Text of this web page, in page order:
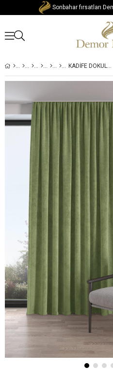
Sonbahar fırsatları
KADIFE DOKULU EKSTRAFOR BÜZGÜLÜ TATLI YEŞIL YÜKSEK KALITE FON PERDE TEK KANAT